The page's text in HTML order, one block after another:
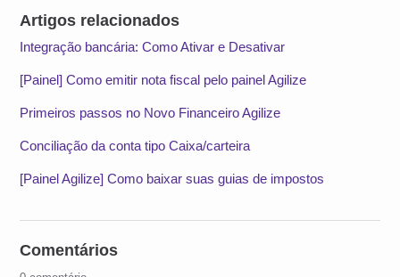
Artigos relacionados
Integração bancária: Como Ativar e Desativar
[Painel] Como emitir nota fiscal pelo painel Agilize
Primeiros passos no Novo Financeiro Agilize
Conciliação da conta tipo Caixa/carteira
[Painel Agilize] Como baixar suas guias de impostos
Comentários